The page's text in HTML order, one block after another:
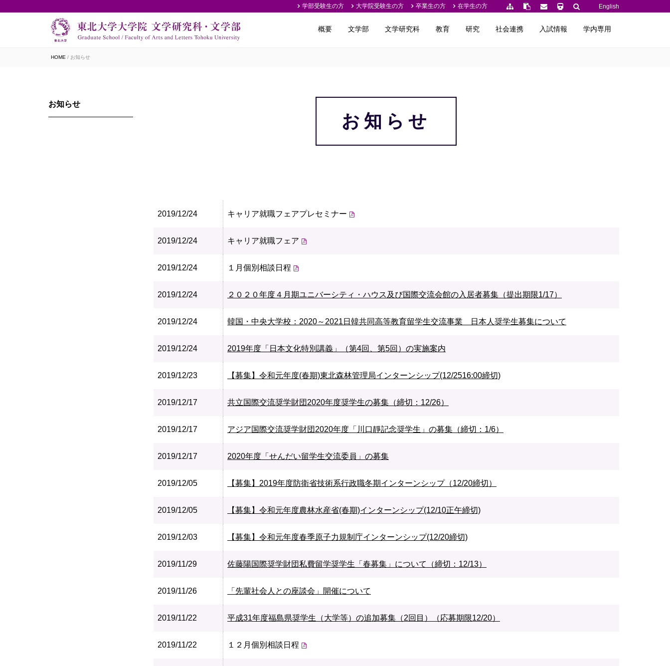
学部受験生の方 大学院受験生の方 卒業生の方 在学生の方 English
概要 文学部 文学研究科 教育 研究 社会連携 入試情報 学内専用
HOME お知らせ
お知らせ
2019/12/24 キャリア就職フェアプレセミナー
2019/12/24 キャリア就職フェア
2019/12/24 １月個別相談日程
2019/12/24 ２０２０年度４月期ユニバーシティ・ハウス及び国際交流会館の入居者募集（提出期限1/17）
2019/12/24 韓国・中央大学校：2020～2021日韓共同高等教育留学生交流事業 日本人奨学生募集について
2019/12/24 2019年度「日本文化特別講義」（第4回、第5回）の実施案内
2019/12/23 【募集】令和元年度(春期)東北森林管理局インターンシップ(12/2516:00締切)
2019/12/17 共立国際交流奨学財団2020年度奨学生の募集（締切：12/26）
2019/12/17 アジア国際交流奨学財団2020年度「川口靜記念奨学生」の募集（締切：1/6）
2019/12/17 2020年度「せんだい留学生交流委員」の募集
2019/12/05 【募集】2019年度防衛省技術系行政職冬期インターンシップ（12/20締切）
2019/12/05 【募集】令和元年度農林水産省(春期)インターンシップ(12/10正午締切)
2019/12/03 【募集】令和元年度春季原子力規制庁インターンシップ(12/20締切)
2019/11/29 佐藤陽国際奨学財団私費留学奨学生「春募集」について（締切：12/13）
2019/11/26 「先輩社会人との座談会」開催について
2019/11/22 平成31年度福島県奨学生（大学等）の追加募集（2回目）（応募期限12/20）
2019/11/22 １２月個別相談日程
お知らせ